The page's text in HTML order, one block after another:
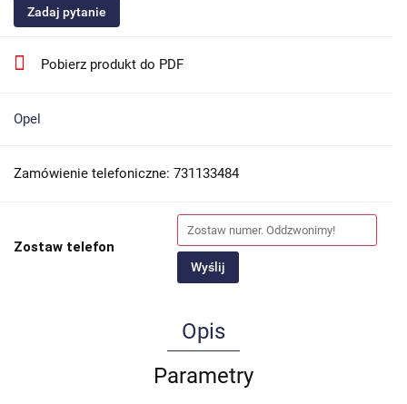
Zadaj pytanie
Pobierz produkt do PDF
Opel
Zamówienie telefoniczne: 731133484
Zostaw telefon
Wyślij
Opis
Parametry